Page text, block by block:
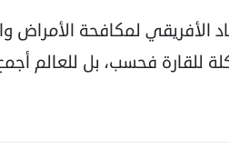
الأفريقي لمكافحة الأمراض
للقارة فحسب، بل للعالم